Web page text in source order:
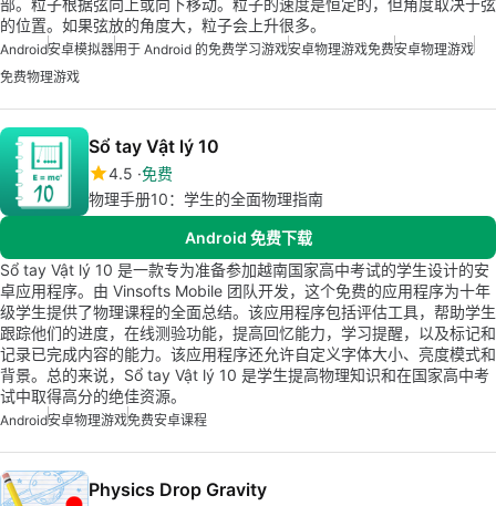
部。粒子根据弦向上或向下移动。粒子的速度是恒定的，但角度取决于弦
的位置。如果弦放的角度大，粒子会上升很多。
Android安卓模拟器用于 Android 的免费学习游戏安卓物理游戏免费安卓物理游戏
免费物理游戏
Sổ tay Vật lý 10
4.5 免费
物理手册10：学生的全面物理指南
Android 免费下载
Sổ tay Vật lý 10 是一款专为准备参加越南国家高中考试的学生设计的安
卓应用程序。由 Vinsofts Mobile 团队开发，这个免费的应用程序为十年
级学生提供了物理课程的全面总结。该应用程序包括评估工具，帮助学生
跟踪他们的进度，在线测验功能，提高回忆能力，学习提醒，以及标记和
记录已完成内容的能力。该应用程序还允许自定义字体大小、亮度模式和
背景。总的来说，Sổ tay Vật lý 10 是学生提高物理知识和在国家高中考
试中取得高分的绝佳资源。
Android安卓物理游戏免费安卓课程
Physics Drop Gravity